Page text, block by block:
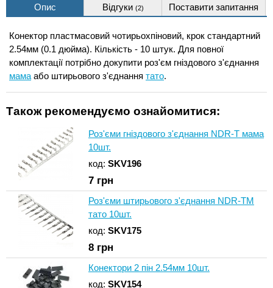
Опис Відгуки (2) Поставити запитання
Конектор пластмасовий чотирьохпіновий, крок стандартний
2.54мм (0.1 дюйма). Кількість - 10 штук. Для повної
комплектації потрібно докупити роз'єм гніздового з'єднання
мама або штирьового з'єднання тато.
Також рекомендуємо ознайомитися:
Роз'єми гніздового з'єднання NDR-T мама
10шт.
код: SKV196
7 грн
Роз'єми штирьового з'єднання NDR-TM
тато 10шт.
код: SKV175
8 грн
Конектори 2 пін 2.54мм 10шт.
код: SKV154